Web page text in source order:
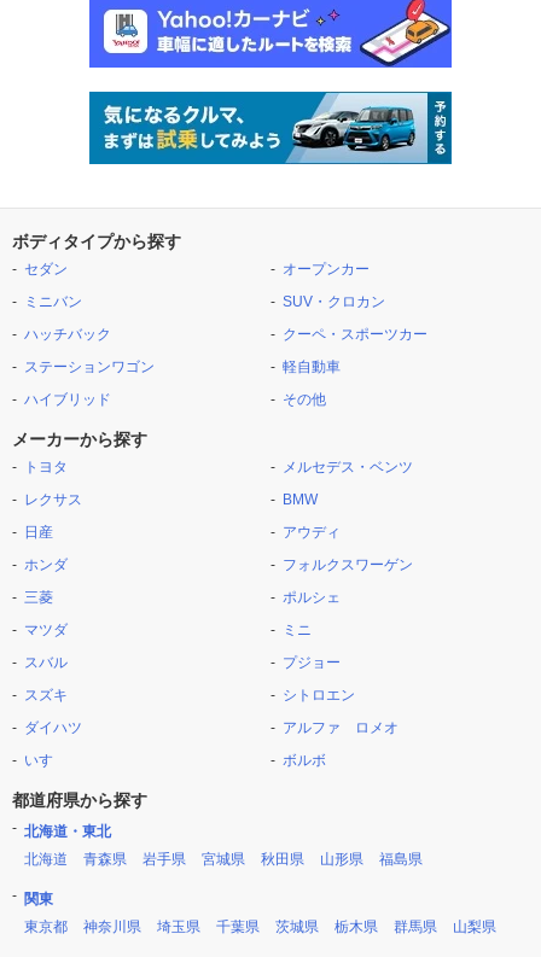
ボディタイプから探す
セダン
ミニバン
ハッチバック
ステーションワゴン
ハイブリッド
オープンカー
SUV・クロカン
クーペ・スポーツカー
軽自動車
その他
メーカーから探す
トヨタ
レクサス
日産
ホンダ
三菱
マツダ
スバル
スズキ
ダイハツ
いすゞ
メルセデス・ベンツ
BMW
アウディ
フォルクスワーゲン
ポルシェ
ミニ
プジョー
シトロエン
アルファ ロメオ
ボルボ
都道府県から探す
北海道・東北
北海道
青森県 岩手県 宮城県 秋田県 山形県 福島県
関東
東京都
神奈川県 埼玉県 千葉県 茨城県 栃木県 群馬県 山梨県